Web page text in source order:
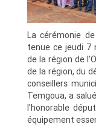
La cérémonie
tenue ce jeudi 7
de la région de
de la région, du
conseillers
Temgoua, a
l'honorable
équipement